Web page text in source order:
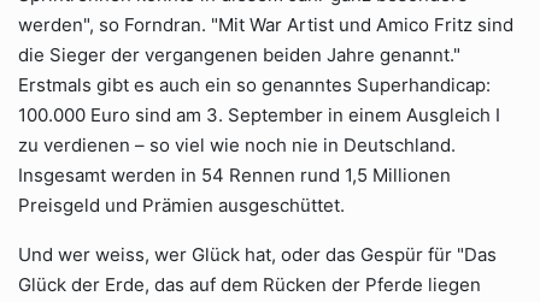
werden", so Forndran. "Mit War Artist und Amico Fritz sind
die Sieger der vergangenen beiden Jahre genannt."
Erstmals gibt es auch ein so genanntes Superhandicap:
100.000 Euro sind am 3. September in einem Ausgleich I
zu verdienen – so viel wie noch nie in Deutschland.
Insgesamt werden in 54 Rennen rund 1,5 Millionen
Preisgeld und Prämien ausgeschüttet.
Und wer weiss, wer Glück hat, oder das Gespür für "Das
Glück der Erde, das auf dem Rücken der Pferde liegen